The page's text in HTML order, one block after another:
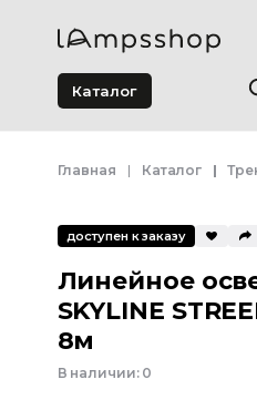
Каталог
Главная Каталог
доступен к заказу
Линейное
SKYLINE
8м
В наличии: 0